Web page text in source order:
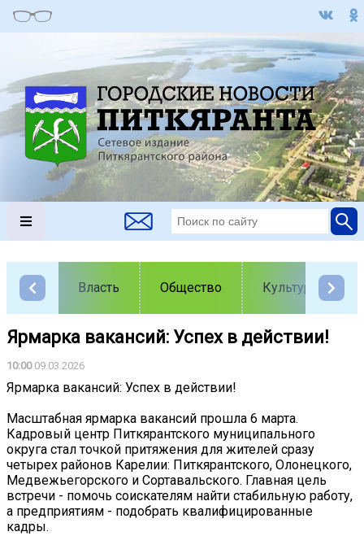
Власть Общество Культура
Ярмарка вакансий: Успех в действии!
10:0009.03.2026
Ярмарка вакансий: Успех в действии!
Масштабная ярмарка вакансий прошла 6 марта.
Кадровый центр Питкярантского муниципального
округа стал точкой притяжения для жителей сразу
четырех районов Карелии: Питкярантского, Олонецкого,
Медвежьегорского и Сортавальского. Главная цель
встречи - помочь соискателям найти стабильную работу,
а предприятиям - подобрать квалифицированные
кадры.